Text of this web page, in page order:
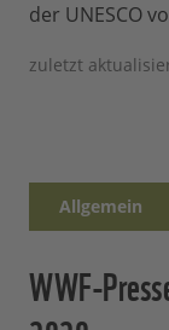
der UNESCO
zuletzt
Allgemein
WWF-